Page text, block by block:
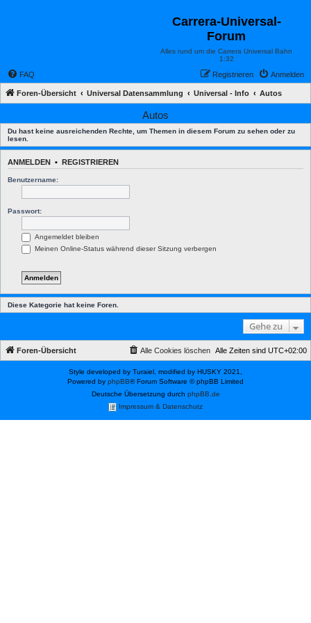
Carrera-Universal-
Forum
Alles rund um die Carrera Universal Bahn
1:32
FAQ Anmelden
Registrieren
Foren-Übersicht Universal Datensammlung Universal - Info Autos
Autos
Du hast keine ausreichenden Rechte, um Themen in diesem Forum zu sehen oder zu
lesen.
ANMELDEN • REGISTRIEREN
Benutzername:
Passwort:
Angemeldet bleiben
Meinen Online-Status während dieser Sitzung verbergen
Diese Kategorie hat keine Foren.
Gehe zu
Foren-Übersicht Alle Zeiten sind UTC+02:00
Alle Cookies löschen
Style developed by Turaiel, modified by HUSKY 2021,
Powered by phpBB® Forum Software © phpBB Limited
Deutsche Übersetzung durch phpBB.de
Impressum & Datenschutz